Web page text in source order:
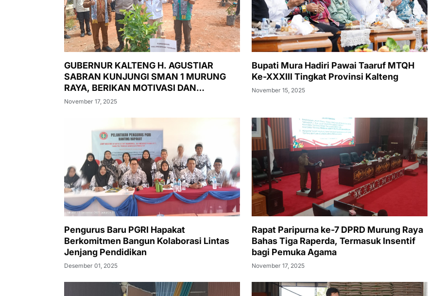
GUBERNUR KALTENG H. AGUSTIAR
SABRAN KUNJUNGI SMAN 1 MURUNG
RAYA, BERIKAN MOTIVASI DAN
LUNCURKAN PASAR MURAH,
PEMERIKSAAN KESEHATAN GRATIS
November 17, 2025
Bupati Mura Hadiri Pawai Taaruf MTQH
Ke-XXXIII Tingkat Provinsi Kalteng
November 15, 2025
Pengurus Baru PGRI Hapakat
Berkomitmen Bangun Kolaborasi Lintas
Jenjang Pendidikan
Desember 01, 2025
Rapat Paripurna ke-7 DPRD Murung Raya
Bahas Tiga Raperda, Termasuk Insentif
bagi Pemuka Agama
November 17, 2025